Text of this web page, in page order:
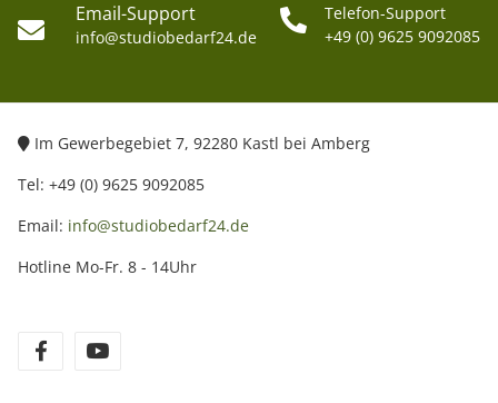
Email-Support
info@studiobedarf24.de
Telefon-Support
+49 (0) 9625 9092085
Im Gewerbegebiet 7, 92280 Kastl bei Amberg
Tel: +49 (0) 9625 9092085
Email: info@studiobedarf24.de
Hotline Mo-Fr. 8 - 14Uhr